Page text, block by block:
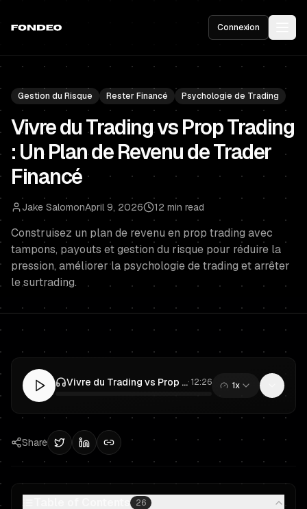
Connexion
Gestion du Risque Rester Financé Psychologie de Trading
Vivre du Trading vs Prop Trading
: Un Plan de Revenu de Trader
Financé
Jake SalomonApril 9, 2026 12 min read
Construisez un plan de revenu en prop trading avec
tampons, payouts et gestion du risque pour réduire la
pression, améliorer la psychologie de trading et arrêter
le surtrading.
Vivre du Trading vs Prop Trading : Un Plan de Revenu de Trader Financé·12:26 1x
Share
26